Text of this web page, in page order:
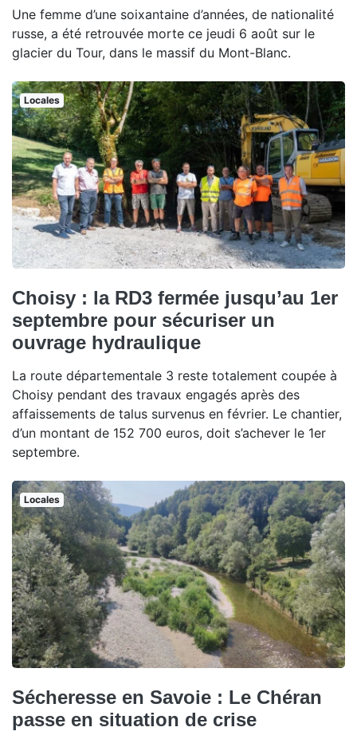
Une femme d’une soixantaine d’années, de nationalité
russe, a été retrouvée morte ce jeudi 6 août sur le
glacier du Tour, dans le massif du Mont-Blanc.
Locales
Choisy : la RD3 fermée jusqu’au 1er
septembre pour sécuriser un
ouvrage hydraulique
La route départementale 3 reste totalement coupée à
Choisy pendant des travaux engagés après des
affaissements de talus survenus en février. Le chantier,
d’un montant de 152 700 euros, doit s’achever le 1er
septembre.
Locales
Sécheresse en Savoie : Le Chéran
passe en situation de crise